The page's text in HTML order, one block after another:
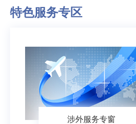
特色服务专区
涉外服务专窗